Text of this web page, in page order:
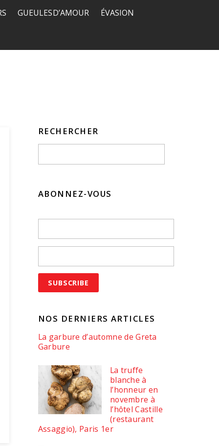
GUEULES D’AMOUR ÉVASION
RECHERCHER
ABONNEZ-VOUS
NOS DERNIERS ARTICLES
La garbure d’automne de Greta
Garbure
La truffe
blanche à
l’honneur en
novembre à
l’hôtel Castille
(restaurant
Assaggio), Paris 1er